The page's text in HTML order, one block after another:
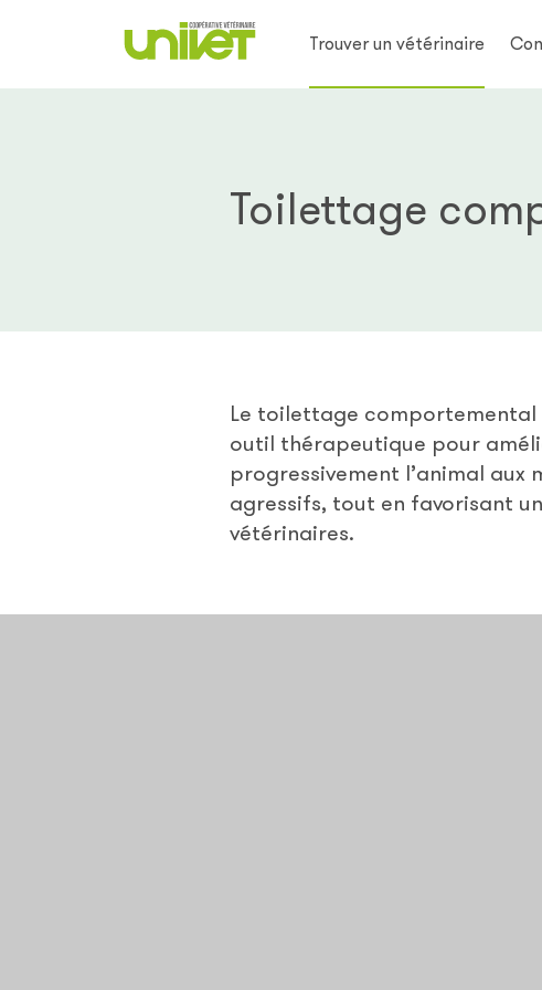
Trouver un vétérinaire
Toilettage
Le toilettage comportemental
outil thérapeutique pour
progressivement l’animal
agressifs, tout en favorisant
vétérinaires.